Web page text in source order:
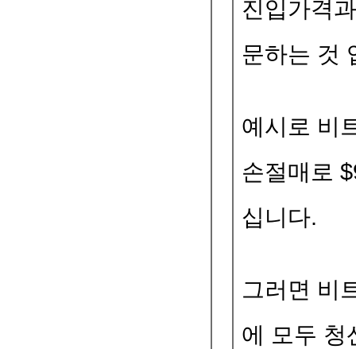
진입가격
문하는 것
예시로 비
손절매로
십니다.
그러면 비
에 모두 청